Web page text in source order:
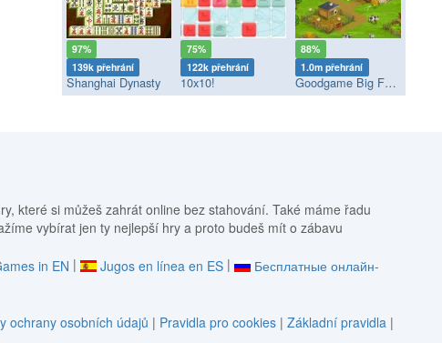
97%
139k přehrání
Shanghai Dynasty
75%
122k přehrání
10x10!
88%
1.0m přehrání
Goodgame Big Farm
které si můžeš zahrát online bez stahování. Také máme řadu
vybírat jen ty nejlepší hry a proto budeš mít o zábavu
in EN | Jugos en línea en ES |
Бесплатные онлайн-
ochrany osobních údajů | Pravidla pro cookies| Základní pravidla|